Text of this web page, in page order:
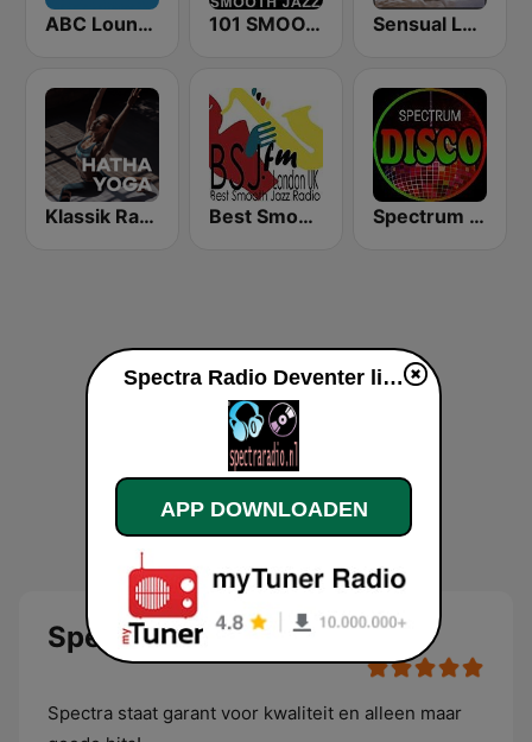
ABC Lounge Jazz 101 SMOOTH JAZZ Sensual Lounge
Klassik Radio Hatha Yoga Best Smooth Jazz Spectrum FM - Classic Disco
Spectra Radio Deventer
Spectra staat garant voor kwaliteit en alleen maar
Spectra Radio Deventer live luisteren
APP DOWNLOADEN